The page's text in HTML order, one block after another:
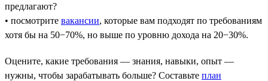
предлагают?
• посмотрите вакансии, которые вам подходят по требованиям
хотя бы на 50−70%, но выше по уровню дохода на 20−30%.
Оцените, какие требования — знания, навыки, опыт —
нужны, чтобы зарабатывать больше? Составьте план